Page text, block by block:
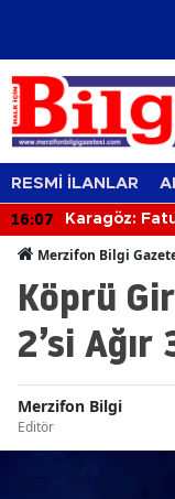
RESMİ İLANLAR
16:07 Karagöz:
Merzifon Bilgi
Köprü
2’si Ağır
Merzifon Bilgi
Editör